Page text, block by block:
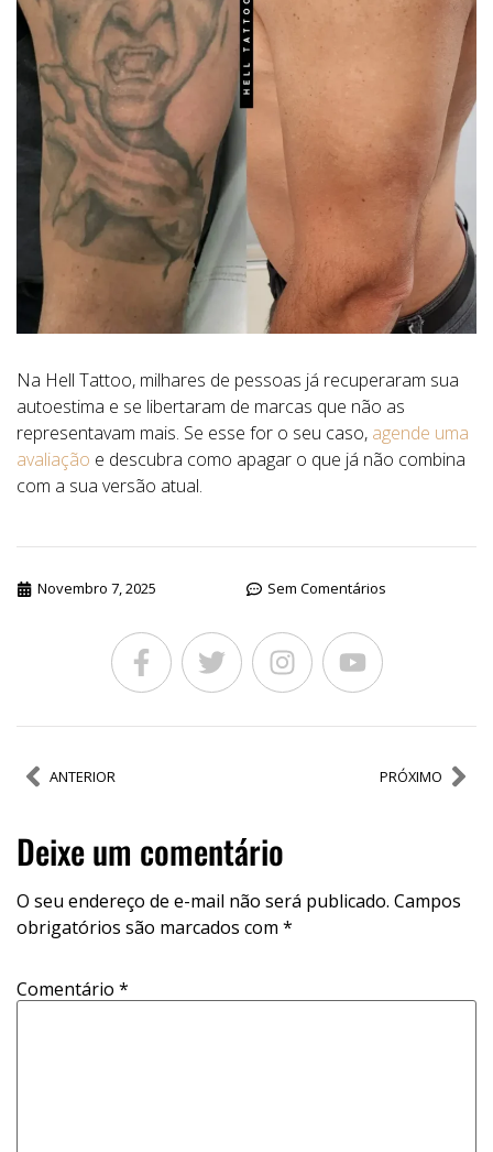
Na Hell Tattoo, milhares de pessoas já recuperaram sua
autoestima e se libertaram de marcas que não as
representavam mais. Se esse for o seu caso, agende uma
avaliação e descubra como apagar o que já não combina
com a sua versão atual.
Novembro 7, 2025 Sem Comentários
ANTERIOR PRÓXIMO
Deixe um comentário
O seu endereço de e-mail não será publicado. Campos
obrigatórios são marcados com *
Comentário *